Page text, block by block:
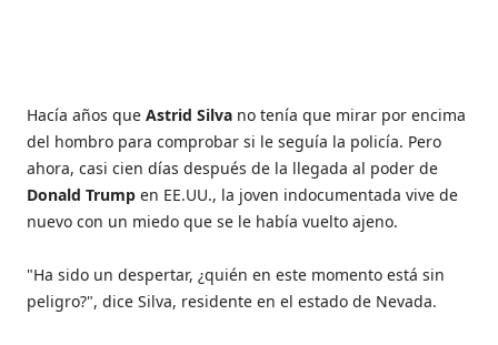
Hacía años queAstrid Silva no tenía que mirar por encima
del hombro para comprobar si le seguía la policía. Pero
ahora, casi cien días después de la llegada al poder de
Donald Trump en EE.UU., la joven indocumentada vive de
nuevo con un miedo que se le había vuelto ajeno.
"Ha sido un despertar, ¿quién en este momento está sin
peligro?", dice Silva, residente en el estado de Nevada.